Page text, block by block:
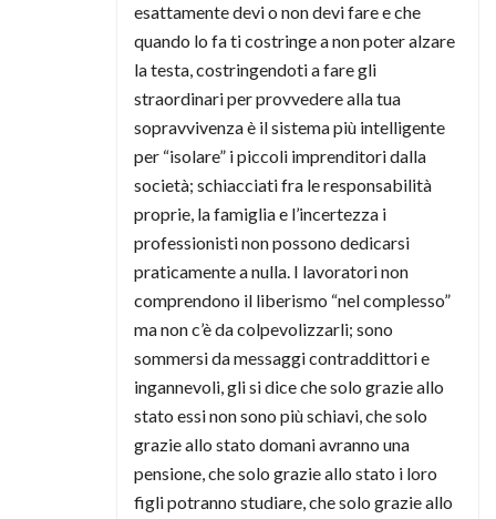
esattamente devi o non devi fare e che
quando lo fa ti costringe a non poter alzare
la testa, costringendoti a fare gli
straordinari per provvedere alla tua
sopravvivenza è il sistema più intelligente
per “isolare” i piccoli imprenditori dalla
società; schiacciati fra le responsabilità
proprie, la famiglia e l’incertezza i
professionisti non possono dedicarsi
praticamente a nulla. I lavoratori non
comprendono il liberismo “nel complesso”
ma non c’è da colpevolizzarli; sono
sommersi da messaggi contraddittori e
ingannevoli, gli si dice che solo grazie allo
stato essi non sono più schiavi, che solo
grazie allo stato domani avranno una
pensione, che solo grazie allo stato i loro
figli potranno studiare, che solo grazie allo